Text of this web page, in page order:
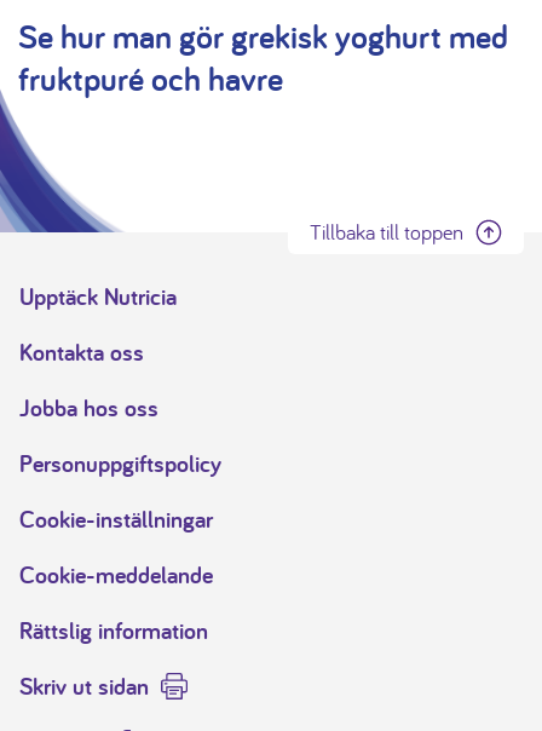
Se hur man gör grekisk yoghurt med
fruktpuré och havre
Tillbaka till toppen
Upptäck Nutricia
Kontakta oss
Jobba hos oss
Personuppgiftspolicy
Cookie-inställningar
Cookie-meddelande
Rättslig information
Skriv ut sidan